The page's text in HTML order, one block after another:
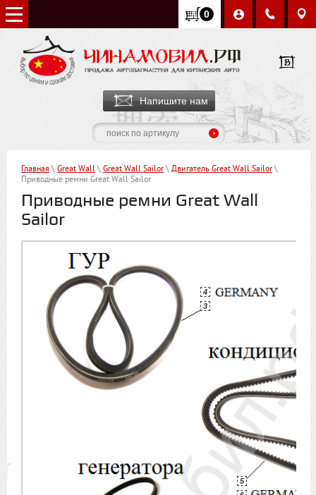
0
Напишите нам
Главная \ Great Wall \ Great Wall Sailor \ Двигатель Great Wall Sailor \
Приводные ремни Great Wall Sailor
Приводные ремни Great Wall
Sailor
3
4
5